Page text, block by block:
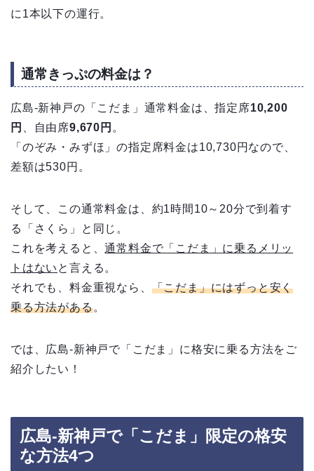
に1本以下の運行。
通常きっぷの料金は？
広島-新神戸の「こだま」通常料金は、指定席10,200
円
、自由席9,670円 。
「のぞみ・みずほ」の指定席料金は10,730円なので、
差額は530円。
そして、この通常料金は、約1時間10～20分で到着す
る「さくら」と同じ。
これを考えると、通常料金で「こだま」に乗るメリッ
トはない と言える。
それでも、料金重視なら、 「こだま」にはずっと安く
乗る方法がある。
では、広島-新神戸で「こだま」に格安に乗る方法をご
紹介したい！
広島-新神戸で「こだま」限定の格安
な方法4つ